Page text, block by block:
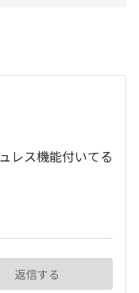
レス機能付いてる
返信する